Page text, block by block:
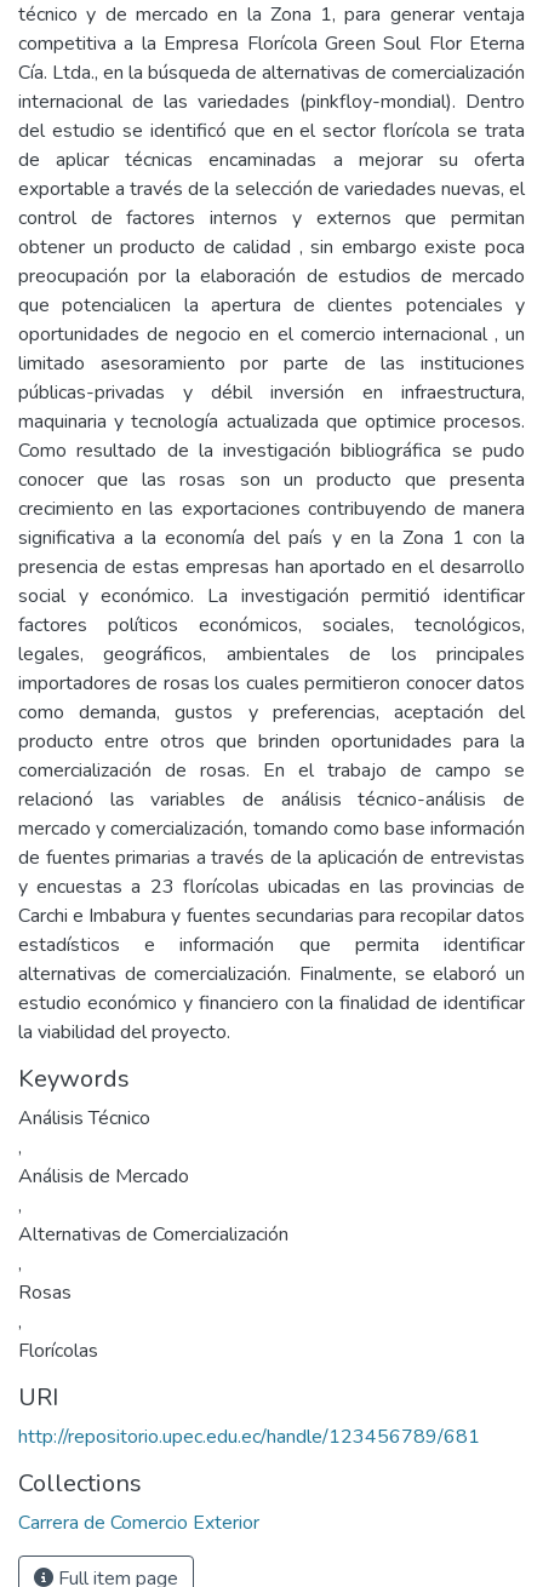
técnico y de mercado en la Zona 1, para generar ventaja
competitiva a la Empresa Florícola Green Soul Flor Eterna
Cía. Ltda., en la búsqueda de alternativas de comercialización
internacional de las variedades (pinkfloy-mondial). Dentro
del estudio se identificó que en el sector florícola se trata
de aplicar técnicas encaminadas a mejorar su oferta
exportable a través de la selección de variedades nuevas, el
control de factores internos y externos que permitan
obtener un producto de calidad , sin embargo existe poca
preocupación por la elaboración de estudios de mercado
que potencialicen la apertura de clientes potenciales y
oportunidades de negocio en el comercio internacional , un
limitado asesoramiento por parte de las instituciones
públicas-privadas y débil inversión en infraestructura,
maquinaria y tecnología actualizada que optimice procesos.
Como resultado de la investigación bibliográfica se pudo
conocer que las rosas son un producto que presenta
crecimiento en las exportaciones contribuyendo de manera
significativa a la economía del país y en la Zona 1 con la
presencia de estas empresas han aportado en el desarrollo
social y económico. La investigación permitió identificar
factores políticos económicos, sociales, tecnológicos,
legales, geográficos, ambientales de los principales
importadores de rosas los cuales permitieron conocer datos
como demanda, gustos y preferencias, aceptación del
producto entre otros que brinden oportunidades para la
comercialización de rosas. En el trabajo de campo se
relacionó las variables de análisis técnico-análisis de
mercado y comercialización, tomando como base información
de fuentes primarias a través de la aplicación de entrevistas
y encuestas a 23 florícolas ubicadas en las provincias de
Carchi e Imbabura y fuentes secundarias para recopilar datos
estadísticos e información que permita identificar
alternativas de comercialización. Finalmente, se elaboró un
estudio económico y financiero con la finalidad de identificar
la viabilidad del proyecto.
Keywords
Análisis Técnico
,
Análisis de Mercado
,
Alternativas de Comercialización
,
Rosas
,
Florícolas
URI
http://repositorio.upec.edu.ec/handle/123456789/681
Collections
Carrera de Comercio Exterior
Full item page